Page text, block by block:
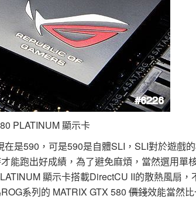
PLATINUM 顯示卡
是590，可是590是自體SLI，SLI對於遊戲
能跑出好成績，為了避免麻煩，當然選用單
顯示卡搭載DirectCU II的散熱風扇
系列的 MATRIX GTX 580 價錢效能當然